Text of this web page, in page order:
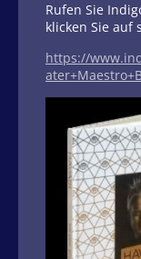
Rufen Sie
klicken Sie auf
https://